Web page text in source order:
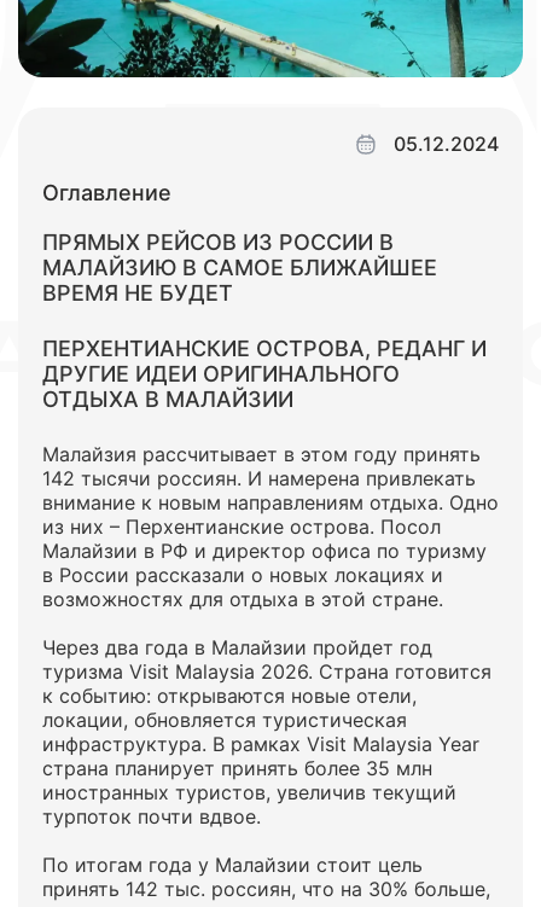
Оглавление
ПРЯМЫХ РЕЙСОВ ИЗ РОССИИ В
МАЛАЙЗИЮ В САМОЕ БЛИЖАЙШЕЕ
ВРЕМЯ НЕ БУДЕТ
ПЕРХЕНТИАНСКИЕ ОСТРОВА, РЕДАНГ И
ДРУГИЕ ИДЕИ ОРИГИНАЛЬНОГО
ОТДЫХА В МАЛАЙЗИИ
05.12.2024
Малайзия рассчитывает в этом году принять
142 тысячи россиян. И намерена привлекать
внимание к новым направлениям отдыха. Одно
из них – Перхентианские острова. Посол
Малайзии в РФ и директор офиса по туризму
в России рассказали о новых локациях и
возможностях для отдыха в этой стране.
Через два года в Малайзии пройдет год
туризма Visit Malaysia 2026. Страна готовится
к событию: открываются новые отели,
локации, обновляется туристическая
инфраструктура. В рамках Visit Malaysia Year
страна планирует принять более 35 млн
иностранных туристов, увеличив текущий
турпоток почти вдвое.
По итогам года у Малайзии стоит цель
принять 142 тыс. россиян, что на 30% больше,